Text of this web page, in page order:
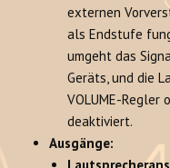
externen
als Endstufe
umgeht das
Geräts, und die
VOLUME-Regler
deaktiviert.
Ausgänge: